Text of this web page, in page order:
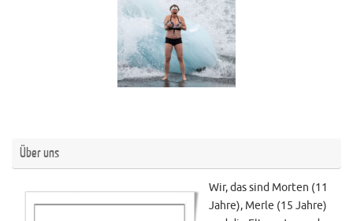
Über uns
Wir, das sind Morten (11
Jahre), Merle (15 Jahre)